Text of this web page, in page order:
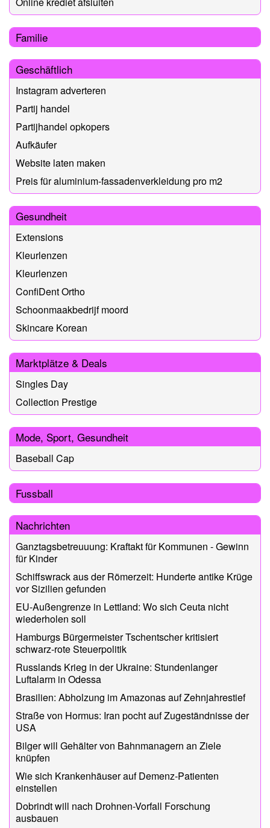
Familie
Geschäftlich
Instagram adverteren
Partij handel
Partijhandel opkopers
Aufkäufer
Website laten maken
Preis für aluminium-fassadenverkleidung pro m2
Gesundheit
Extensions
Kleurlenzen
Kleurlenzen
ConfiDent Ortho
Schoonmaakbedrijf moord
Skincare Korean
Marktplätze & Deals
Singles Day
Collection Prestige
Mode, Sport, Gesundheit
Baseball Cap
Fussball
Nachrichten
Ganztagsbetreuuung: Kraftakt für Kommunen - Gewinn
für Kinder
Schiffswrack aus der Römerzeit: Hunderte antike Krüge
vor Sizilien gefunden
EU-Außengrenze in Lettland: Wo sich Ceuta nicht
wiederholen soll
Hamburgs Bürgermeister Tschentscher kritisiert
schwarz-rote Steuerpolitik
Russlands Krieg in der Ukraine: Stundenlanger
Luftalarm in Odessa
Brasilien: Abholzung im Amazonas auf Zehnjahrestief
Straße von Hormus: Iran pocht auf Zugeständnisse der
USA
Bilger will Gehälter von Bahnmanagern an Ziele
knüpfen
Wie sich Krankenhäuser auf Demenz-Patienten
einstellen
Dobrindt will nach Drohnen-Vorfall Forschung
ausbauen